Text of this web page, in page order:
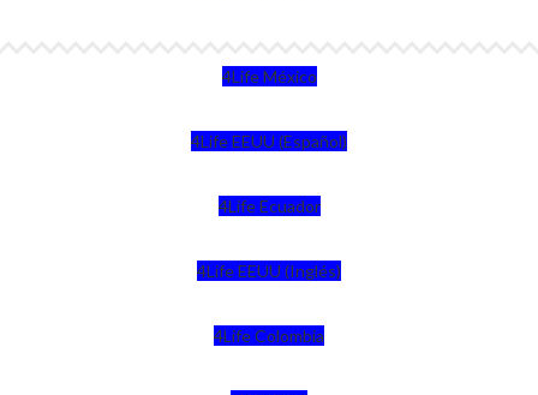
4Life México
4Life EEUU (Español)
4Life Ecuador
4Life EEUU (Inglés)
4Life Colombia